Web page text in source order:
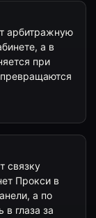
арбитражную
а в
при
связку
Прокси в
а по
глаза за